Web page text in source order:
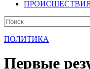
ПОЛИТИКА
Первые